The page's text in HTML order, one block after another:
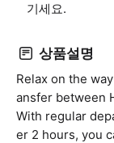
기세요.
상품설명
Relax on the
ansfer between
With regular
er 2 hours, you